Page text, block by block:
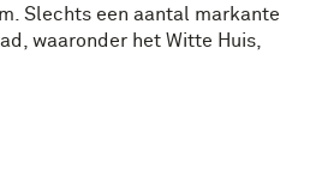
Slechts een aantal markante
waaronder het Witte Huis,